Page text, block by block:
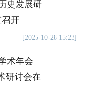
史发展研
召开
[2025-10-28 15:23]
术年会
研讨会在